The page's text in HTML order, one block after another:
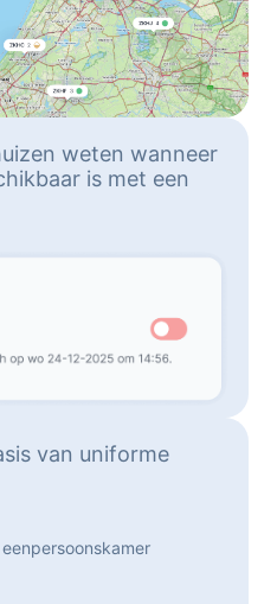
weten wanneer
is met een
van uniforme